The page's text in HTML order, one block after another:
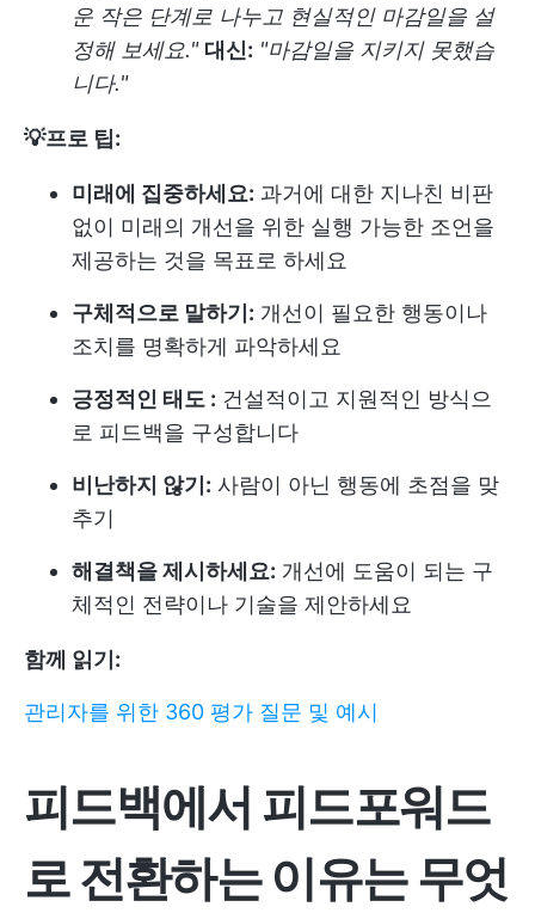
운 작은 단계로 나누고 현실적인 마감일을 설
정해 보세요." 대신: "마감일을 지키지 못했습
니다."
💡프로 팁:
미래에 집중하세요: 과거에 대한 지나친 비판
없이 미래의 개선을 위한 실행 가능한 조언을
제공하는 것을 목표로 하세요
구체적으로 말하기: 개선이 필요한 행동이나
조치를 명확하게 파악하세요
긍정적인 태도 : 건설적이고 지원적인 방식으
로 피드백을 구성합니다
비난하지 않기: 사람이 아닌 행동에 초점을 맞
추기
해결책을 제시하세요: 개선에 도움이 되는 구
체적인 전략이나 기술을 제안하세요
함께 읽기:
관리자를 위한 360 평가 질문 및 예시
피드백에서 피드포워드
로 전환하는 이유는 무엇